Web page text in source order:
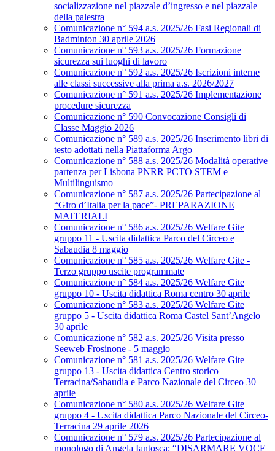
socializzazione nel piazzale d’ingresso e nel piazzale
della palestra
Comunicazione n° 594 a.s. 2025/26 Fasi Regionali di
Badminton 30 aprile 2026
Comunicazione n° 593 a.s. 2025/26 Formazione
sicurezza sui luoghi di lavoro
Comunicazione n° 592 a.s. 2025/26 Iscrizioni interne
alle classi successive alla prima a.s. 2026/2027
Comunicazione n° 591 a.s. 2025/26 Implementazione
procedure sicurezza
Comunicazione n° 590 Convocazione Consigli di
Classe Maggio 2026
Comunicazione n° 589 a.s. 2025/26 Inserimento libri di
testo adottati nella Piattaforma Argo
Comunicazione n° 588 a.s. 2025/26 Modalità operative
partenza per Lisbona PNRR PCTO STEM e
Multilinguismo
Comunicazione n° 587 a.s. 2025/26 Partecipazione al
“Giro d’Italia per la pace”- PREPARAZIONE
MATERIALI
Comunicazione n° 586 a.s. 2025/26 Welfare Gite
gruppo 11 - Uscita didattica Parco del Circeo e
Sabaudia 8 maggio
Comunicazione n° 585 a.s. 2025/26 Welfare Gite -
Terzo gruppo uscite programmate
Comunicazione n° 584 a.s. 2025/26 Welfare Gite
gruppo 10 - Uscita didattica Roma centro 30 aprile
Comunicazione n° 583 a.s. 2025/26 Welfare Gite
gruppo 5 - Uscita didattica Roma Castel Sant’Angelo
30 aprile
Comunicazione n° 582 a.s. 2025/26 Visita presso
Seeweb Frosinone - 5 maggio
Comunicazione n° 581 a.s. 2025/26 Welfare Gite
gruppo 13 - Uscita didattica Centro storico
Terracina/Sabaudia e Parco Nazionale del Circeo 30
aprile
Comunicazione n° 580 a.s. 2025/26 Welfare Gite
gruppo 4 - Uscita didattica Parco Nazionale del Circeo-
Terracina 29 aprile 2026
Comunicazione n° 579 a.s. 2025/26 Partecipazione al
monologo di Angela Iantosca: “DISARMARE VOCE